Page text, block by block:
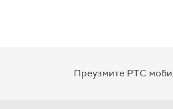
Преузмите РТС